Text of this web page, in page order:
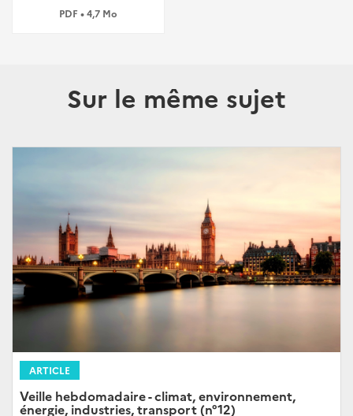
PDF • 4,7 Mo
Sur le même sujet
ARTICLE
Veille hebdomadaire - climat, environnement,
énergie, industries, transport (n°12)